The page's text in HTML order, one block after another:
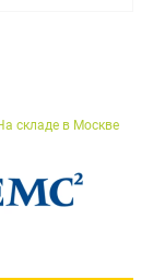
складе в Москве